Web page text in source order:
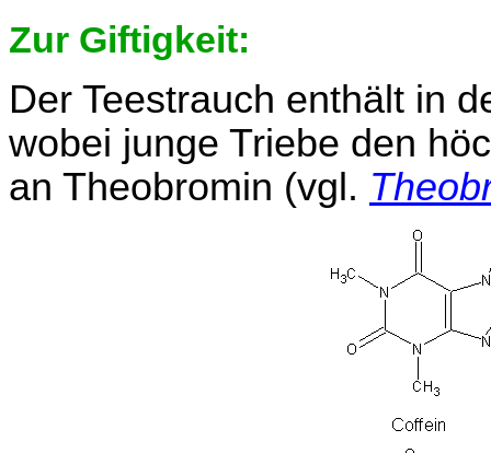
Zur Giftigkeit:
Der Teestrauch enthält in
wobei junge Triebe den
an Theobromin (vgl.